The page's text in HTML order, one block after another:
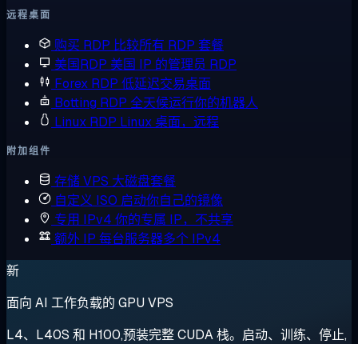
远程桌面
购买 RDP 比较所有 RDP 套餐
美国RDP 美国 IP 的管理员 RDP
Forex RDP 低延迟交易桌面
Botting RDP 全天候运行你的机器人
Linux RDP Linux 桌面，远程
附加组件
存储 VPS 大磁盘套餐
自定义 ISO 启动你自己的镜像
专用 IPv4 你的专属 IP，不共享
额外 IP 每台服务器多个 IPv4
新
面向 AI 工作负载的 GPU VPS
L4、L40S 和 H100,预装完整 CUDA 栈。启动、训练、停止,